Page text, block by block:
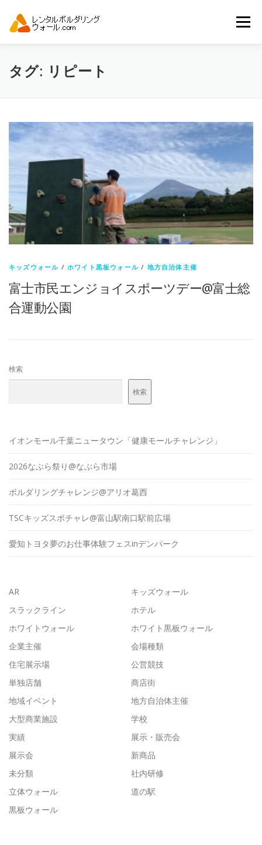
メニュー
トップ 自動見積り
タグ: リピート
キッズウォール /ホワイト黒板ウォール / 地方自治体主催
富士市民エンジョイスポーツデー@富士総
合運動公園
検索
検索
イオンモール千葉ニュータウン「健康モールチャレンジ」
2026なぶら祭り@なぶら市場
ボルダリングチャレンジ@アリオ葛西
TSCキッズスポチャレ@富山駅南口駅前広場
愛知トヨタ夢のお仕事体験フェスinデンパーク
AR
キッズウォール
スラックライン
ホテル
ホワイトウォール
ホワイト黒板ウォール
企業主催
会場種類
住宅展示場
公営競技
単独店舗
商店街
地域イベント
地方自治体主催
大型商業施設
学校
実績
展示・販売会
展示会
新商品
未分類
社内研修
立体ウォール
道の駅
黒板ウォール